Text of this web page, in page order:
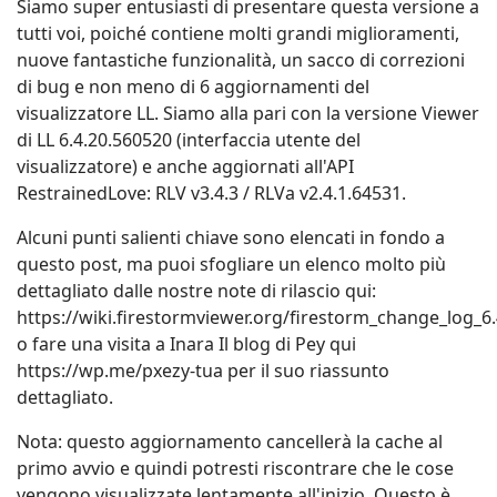
6.4.21.64531!
29 Giugno 2021 Visite: 2210
FacebookVKontakteTwitterTelegram
Firestorm 6.4.21.64531 è Stato Rilasciato!
Siamo super entusiasti di presentare questa versione a
tutti voi, poiché contiene molti grandi miglioramenti,
nuove fantastiche funzionalità, un sacco di correzioni
di bug e non meno di 6 aggiornamenti del
visualizzatore LL. Siamo alla pari con la versione Viewer
di LL 6.4.20.560520 (interfaccia utente del
visualizzatore) e anche aggiornati all'API
RestrainedLove: RLV v3.4.3 / RLVa v2.4.1.64531.
Alcuni punti salienti chiave sono elencati in fondo a
questo post, ma puoi sfogliare un elenco molto più
dettagliato dalle nostre note di rilascio qui:
https://wiki.firestormviewer.org/